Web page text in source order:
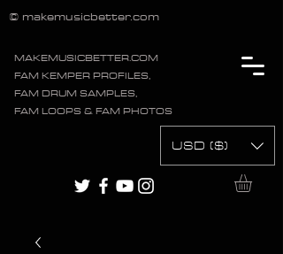
MAKEMUSICBETTER.COM
FAM KEMPER PROFILES,
FAM DRUM SAMPLES,
FAM LOOPS & FAM PHOTOS
© makemusicbetter.com
USD ($)